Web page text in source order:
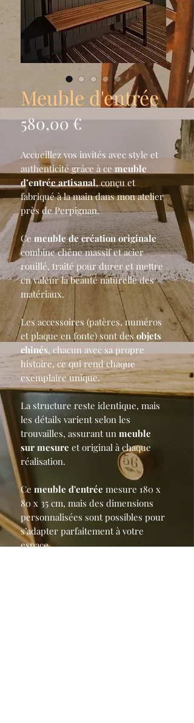
Meuble d'entrée
580,00 €
Accueillez vos invités avec style et
authenticité grâce à ce meuble
d’entrée artisanal, conçu et
fabriqué à la main dans mon atelier
près de Perpignan.
Cemeuble de création originale
combine chêne massif et acier
rouillé, traité pour durer et mettre
en valeur la beauté naturelle des
matériaux.
Les accessoires (patères, numéros
et plaque en fonte) sont desobjets
chinés, chacun avec sa propre
histoire, ce qui rend chaque
exemplaire unique.
La structure reste identique, mais
les détails varient selon les
trouvailles, assurant un meuble
sur mesure et original à chaque
réalisation.
Ce meuble d'entrée mesure 180 x
80 x 35 cm, mais des dimensions
personnalisées sont possibles pour
s’adapter parfaitement à votre
espace.